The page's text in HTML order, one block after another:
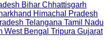
Bihar Chhattisgarh
Himachal Pradesh
Telangana Tamil Nadu
West Bengal Tripura Gujarat